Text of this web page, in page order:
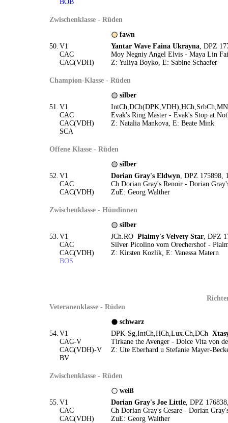
BOB
Zwischenklasse - Rüden
fawn
50. V1
CAC
CAC(VDH)
Yantar Wave Faina Ukrayna, DPZ
Moy Negniy Angel Elvis - Maya Lin
Z: Yuliya Boyko, E: Sabine Schaefer
Champion-Klasse - Rüden
silber
51. V1
CAC
CAC(VDH)
SCA
Evak's Ring Master - Evak's Stop at
Z: Natalia Mankova, E: Beate Mink
Offene Klasse - Rüden
silber
52. V1
CAC
CAC(VDH)
Dorian Gray's Eldwyn, DPZ 175898,
Ch Dorian Gray's Renoir - Dorian
ZuE: Georg Walther
Zwischenklasse - Hündinnen
silber
53. V1
CAC
CAC(VDH)
BOS
JCh.RO Piaimy's Velvety Star, DPZ
Silver Picolino vom Orechershof -
Z: Kirsten Kozlik, E: Vanessa Matern
Veteranenklasse - Rüden
schwarz
54. V1
CAC-V
CAC(VDH)-V
BV
DPK-Sg,IntCh,HCh,Lux.Ch,DCh
Tirkane the Avenger - Dolce Vita von
Z: Ute Eberhard u Stefanie Mayer-
Zwischenklasse - Rüden
weiß
55. V1
CAC
CAC(VDH)
Dorian Gray's Joe Little, DPZ
Ch Dorian Gray's Cesare - Dorian
ZuE: Georg Walther